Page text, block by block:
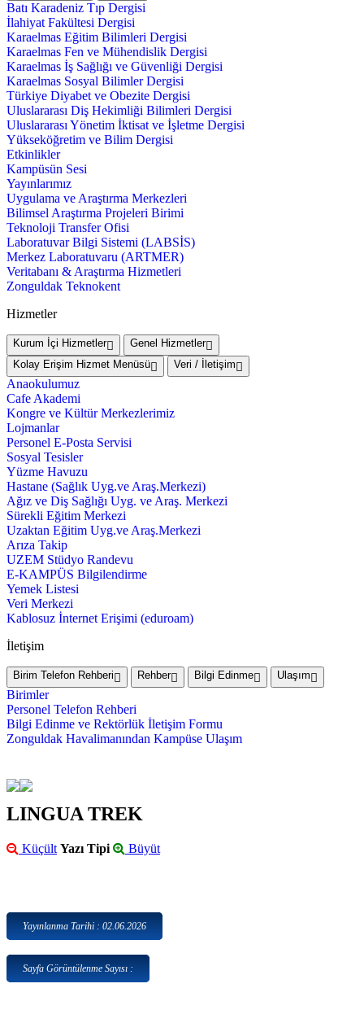
Batı Karadeniz Tıp Dergisi
İlahiyat Fakültesi Dergisi
Karaelmas Eğitim Bilimleri Dergisi
Karaelmas Fen ve Mühendislik Dergisi
Karaelmas İş Sağlığı ve Güvenliği Dergisi
Karaelmas Sosyal Bilimler Dergisi
Türkiye Diyabet ve Obezite Dergisi
Uluslararası Diş Hekimliği Bilimleri Dergisi
Uluslararası Yönetim İktisat ve İşletme Dergisi
Yükseköğretim ve Bilim Dergisi
Etkinlikler
Kampüsün Sesi
Yayınlarımız
Uygulama ve Araştırma Merkezleri
Bilimsel Araştırma Projeleri Birimi
Teknoloji Transfer Ofisi
Laboratuvar Bilgi Sistemi (LABSİS)
Merkez Laboratuvaru (ARTMER)
Veritabanı & Araştırma Hizmetleri
Zonguldak Teknokent
Hizmetler
Kurum İçi Hizmetler
Genel Hizmetler
Kolay Erişim Hizmet Menüsü
Veri / İletişim
Anaokulumuz
Cafe Akademi
Kongre ve Kültür Merkezlerimiz
Lojmanlar
Personel E-Posta Servisi
Sosyal Tesisler
Yüzme Havuzu
Hastane (Sağlık Uyg.ve Araş.Merkezi)
Ağız ve Diş Sağlığı Uyg. ve Araş. Merkezi
Sürekli Eğitim Merkezi
Uzaktan Eğitim Uyg.ve Araş.Merkezi
Arıza Takip
UZEM Stüdyo Randevu
E-KAMPÜS Bilgilendirme
Yemek Listesi
Veri Merkezi
Kablosuz İnternet Erişimi (eduroam)
İletişim
Birim Telefon Rehberi Rehber Bilgi Edinme Ulaşım
Birimler
Personel Telefon Rehberi
Bilgi Edinme ve Rektörlük İletişim Formu
Zonguldak Havalimanından Kampüse Ulaşım
LINGUA TREK
Küçült Yazı Tipi Büyüt
Yayınlanma Tarihi : 02.06.2026
Sayfa Görüntülenme Sayısı :